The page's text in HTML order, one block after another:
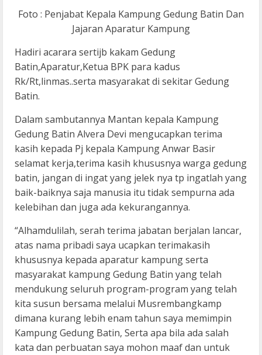
Foto : Penjabat Kepala Kampung Gedung Batin Dan
Jajaran Aparatur Kampung
Hadiri acarara sertijb kakam Gedung
Batin,Aparatur,Ketua BPK para kadus
Rk/Rt,linmas..serta masyarakat di sekitar Gedung
Batin.
Dalam sambutannya Mantan kepala Kampung
Gedung Batin Alvera Devi mengucapkan terima
kasih kepada Pj kepala Kampung Anwar Basir
selamat kerja,terima kasih khususnya warga gedung
batin, jangan di ingat yang jelek nya tp ingatlah yang
baik-baiknya saja manusia itu tidak sempurna ada
kelebihan dan juga ada kekurangannya.
“Alhamdulilah, serah terima jabatan berjalan lancar,
atas nama pribadi saya ucapkan terimakasih
khususnya kepada aparatur kampung serta
masyarakat kampung Gedung Batin yang telah
mendukung seluruh program-program yang telah
kita susun bersama melalui Musrembangkamp
dimana kurang lebih enam tahun saya memimpin
Kampung Gedung Batin, Serta apa bila ada salah
kata dan perbuatan saya mohon maaf dan untuk